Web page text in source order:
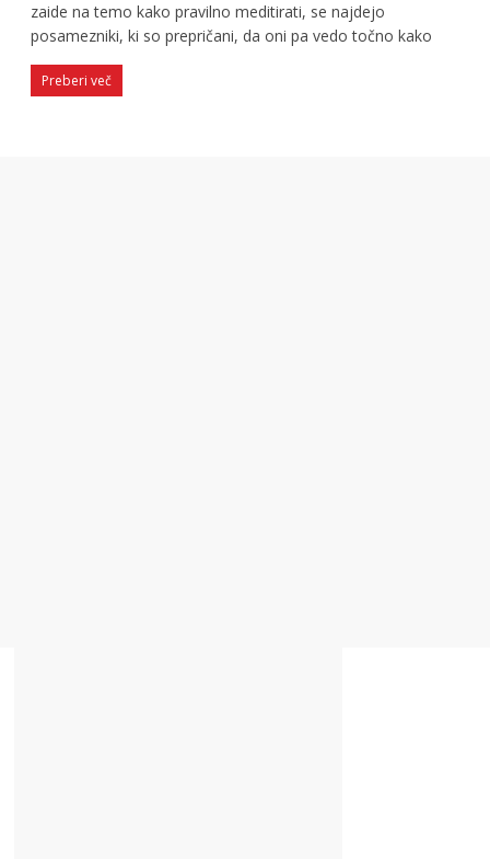
zaide na temo kako pravilno meditirati, se najdejo
posamezniki, ki so prepričani, da oni pa vedo točno kako
Preberi več